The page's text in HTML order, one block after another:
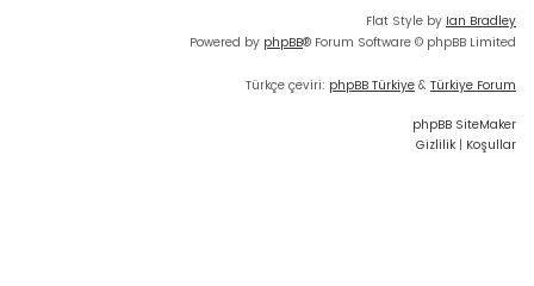
Flat Style by Ian Bradley
Powered by phpBB® Forum Software © phpBB Limited
Türkçe çeviri: phpBB Türkiye & Türkiye Forum
phpBB SiteMaker
Gizlilik | Koşullar